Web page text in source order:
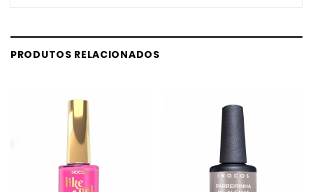
PRODUTOS RELACIONADOS